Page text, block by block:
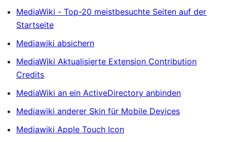
MediaWiki - Top-20 meistbesuchte Seiten auf der
Startseite
Mediawiki absichern
MediaWiki Aktualisierte Extension Contribution
Credits
MediaWiki an ein ActiveDirectory anbinden
Mediawiki anderer Skin für Mobile Devices
Mediawiki Apple Touch Icon